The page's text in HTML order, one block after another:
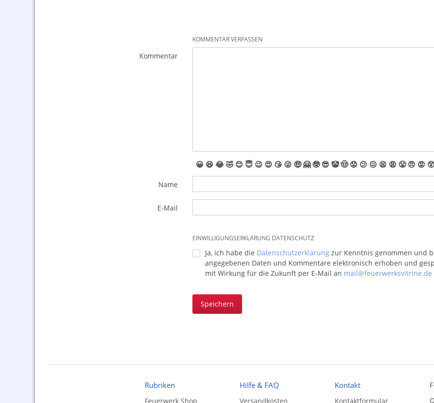
KOMMENTAR VERFASSEN
Kommentar
😀 😆 😂🤣 😊 😇 😉 😍 😘 😜 🤑 🤗 🤓 😎 🤡🤠 😟 😕 😖 😫 😩 😤 😠 😡 😲
Name
E-Mail
EINWILLIGUNGSERKLÄRUNG DATENSCHUTZ
Ja, ich habe die Datenschutzerklärungzur Kenntnis genommen und
angegebenen Daten und Kommentare elektronisch erhoben und
mit Wirkung für die Zukunft per E-Mail an mail@feuerwerksvitrine.de
Speichern
Rubriken
Feuerwerk Shop
Hilfe & FAQ
Versandkosten
Kontakt
Kontaktformular